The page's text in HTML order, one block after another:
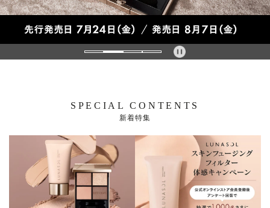
SPECIAL CONTENTS
新着特集